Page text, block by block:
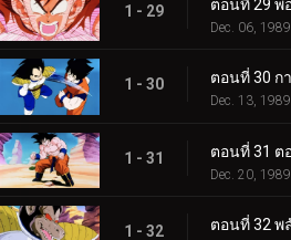
1 - 29
Dec. 06, 1989
1 - 30
Dec. 13, 1989
1 - 31
Dec. 20, 1989
1 - 32